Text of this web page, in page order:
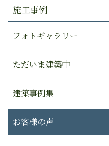
施工事例
フォトギャラリー
ただいま建築中
建築事例集
お客様の声